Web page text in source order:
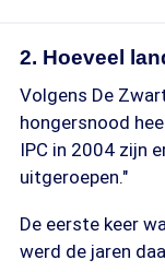
2. Hoeveel
Volgens De
hongersnood
IPC in 2004 zijn
uitgeroepen."
De eerste keer
werd de jaren